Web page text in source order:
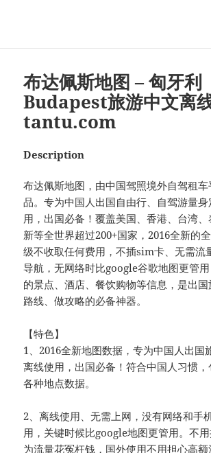
布达佩斯地图 – 匈牙利
Budapest旅游中文离
tantu.com
Description
布达佩斯地图，由中国驾照境外自驾租车
品。专为中国人出国自由行、自驾游量
用，出国必备！覆盖美国、香港、台湾
新等全世界超过200+国家，2016全新的
级不收取任何费用，不插sim卡、无需流
导航，无网络时比google谷歌地图更管
的景点、酒店、餐饮购物等信息，是出
路线、做攻略的必备神器。
【特色】
1、2016全新地图数据，专为中国人出国
离线使用，出国必备！符合中国人习惯
各种地点数据。
2、离线使用、无需上网，没有网络和手
用，关键时候比google地图更管用。不
为流量花冤枉钱，国外使用不用担心高额